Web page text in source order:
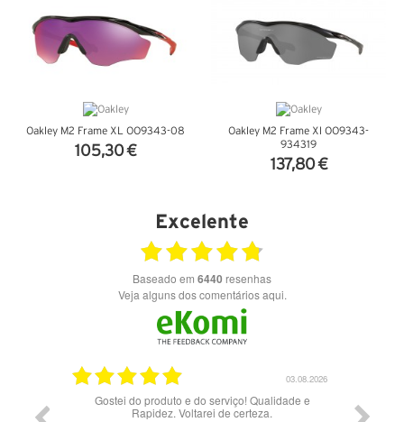
Oakley M2 Frame XL OO9343-08
105,30 €
Oakley M2 Frame Xl OO9343-
934319
137,80 €
Excelente
Baseado em 6440 resenhas
Veja alguns dos comentários aqui.
28.07.2026
Bons óculos.